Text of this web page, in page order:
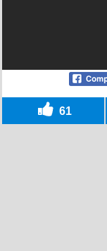
61